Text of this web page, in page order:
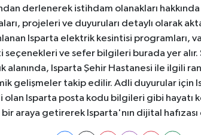
derlenerek istihdam olanakları
projeleri ve duyuruları detaylı olarak
Isparta elektrik kesintisi programları,
seçenekleri ve sefer bilgileri burada yer
alanında, Isparta Şehir Hastanesi ile ilgili
gelişmeler takip edilir. Adli duyurular için
Isparta posta kodu bilgileri gibi hayatı
araya getirerek Isparta'nın dijital hafızası